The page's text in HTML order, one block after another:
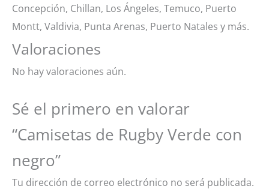
Concepción, Chillan, Los Ángeles, Temuco, Puerto
Montt, Valdivia, Punta Arenas, Puerto Natales y más.
Valoraciones
No hay valoraciones aún.
Sé el primero en valorar
“Camisetas de Rugby Verde con
negro”
Tu dirección de correo electrónico no será publicada.